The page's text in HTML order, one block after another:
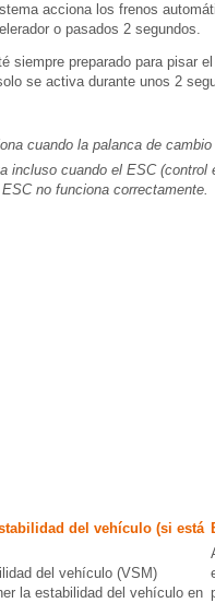
acciona los frenos
o pasados 2 segundos.
siempre preparado para pisar
se activa durante unos 2
cuando la palanca de
incluso cuando el ESC
no funciona correctamente.
del vehículo (si está
del vehículo (VSM)
la estabilidad del vehículo en